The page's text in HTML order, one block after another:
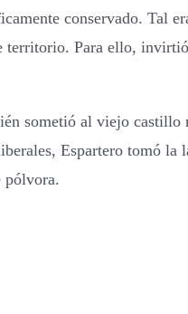
conservado. Tal
Para ello,
sometió al viejo
Espartero tomó
pólvora.